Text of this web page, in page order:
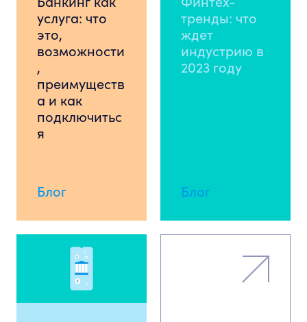
услуга: что
это,
возможности
,
преимуществ
а и как
подключитьс
я
Блог
тренды: что
ждет
индустрию в
2023 году
Блог